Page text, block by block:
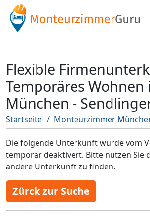
Flexible
Temporäres Wohnen
München -
Startseite Monteurzimmer
Die folgende Unterkunft wurde vom
temporär deaktivert. Bitte nutzen Sie
andere Unterkunft zu finden.
Zürck zur Suche